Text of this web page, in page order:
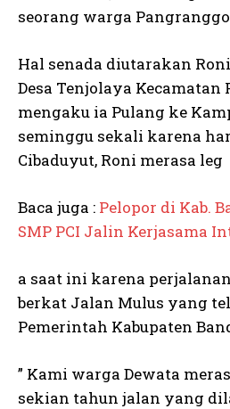
seorang warga
Hal senada diutarakan
Desa Tenjolaya Kecamatan
mengaku ia Pulang ke
seminggu sekali karena
Cibaduyut, Roni merasa leg
Baca juga : Pelopor di Kab.
SMP PCI Jalin Kerjasama
a saat ini karena
berkat Jalan Mulus yang
Pemerintah Kabupaten
” Kami warga Dewata
sekian tahun jalan yang